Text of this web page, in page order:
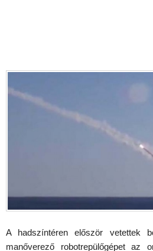
A hadszíntéren először vetettek
manőverező robotrepülőgépet az